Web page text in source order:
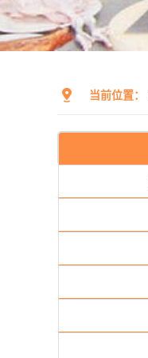
当前位置：